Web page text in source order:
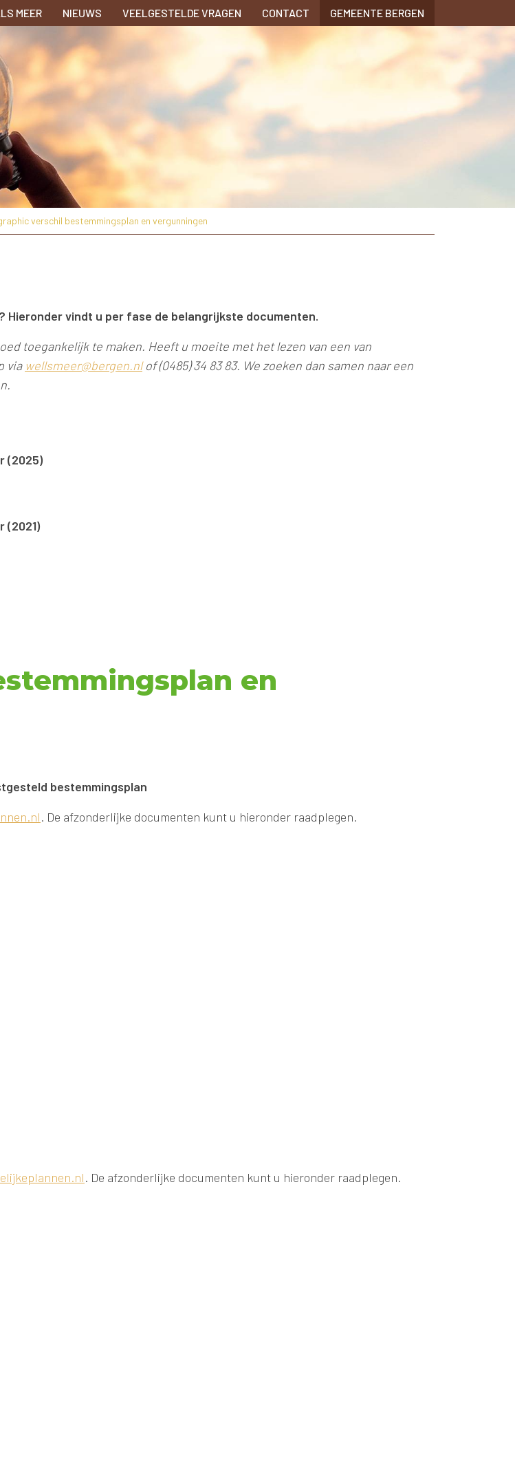
MEER NIEUWS VEELGESTELDE VRAGEN CONTACT GEMEENTE BERGEN
verschil bestemmingsplan en vergunningen
Hieronder vindt u per fase de belangrijkste documenten.
toegankelijk te maken. Heeft u moeite met het lezen van een van
via wellsmeer@bergen.nlof (0485) 34 83 83. We zoeken dan samen naar een
(2025)
(2021)
en
bestemmingsplan
. De afzonderlijke documenten kunt u hieronder raadplegen.
. De afzonderlijke documenten kunt u hieronder raadplegen.